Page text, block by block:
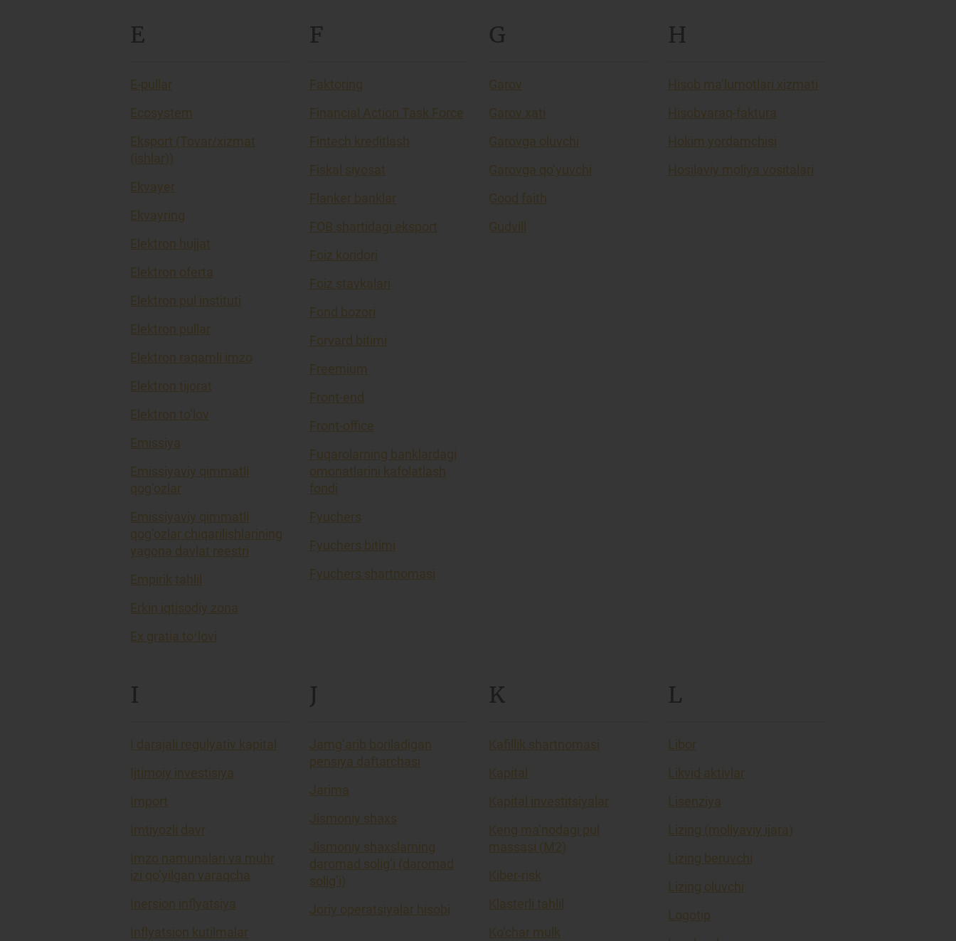
E
E-pullar
Ecosystem
Eksport (Tovar/xizmat
(ishlar))
Ekvayer
Ekvayring
Elektron hujjat
Elektron oferta
Elektron pul instituti
Elektron pullar
Elektron raqamli imzo
Elektron tijorat
Elektron to’lov
Emissiya
Emissiyaviy qimmatli
qog’ozlar
Emissiyaviy qimmatli
qog’ozlar chiqarilishlarining
yagona davlat reestri
Empirik tahlil
Erkin iqtisodiy zona
Ex gratia toʻlovi
F
Faktoring
Financial Action Task Force
Fintech kreditlash
Fiskal siyosat
Flanker banklar
FOB shartidagi eksport
Foiz koridori
Foiz stavkalari
Fond bozori
Forvard bitimi
Freemium
Front-end
Front-office
Fuqarolarning banklardagi
omonatlarini kafolatlash
fondi
Fyuchers
Fyuchers bitimi
Fyuchers shartnomasi
G
Garov
Garov xati
Garovga oluvchi
Garovga qo’yuvchi
Good faith
Gudvill
H
Hisob ma’lumotlari xizmati
Hisobvaraq-faktura
Hokim yordamchisi
Hosilaviy moliya vositalari
I
I darajali regulyativ kapital
Ijtimoiy investisiya
Import
Imtiyozli davr
Imzo namunalari va muhr
izi qo’yilgan varaqcha
Inersion inflyatsiya
Inflyatsion kutilmalar
J
Jamg’arib boriladigan
pensiya daftarchasi
Jarima
Jismoniy shaxs
Jismoniy shaxslarning
daromad solig’i (daromad
solig’i)
Joriy operatsiyalar hisobi
K
Kafillik shartnomasi
Kapital
Kapital investitsiyalar
Keng ma’nodagi pul
massasi (M2)
Kiber-risk
Klasterli tahlil
Ko’char mulk
L
Libor
Likvid aktivlar
Lisenziya
Lizing (moliyaviy ijara)
Lizing beruvchi
Lizing oluvchi
Logotip